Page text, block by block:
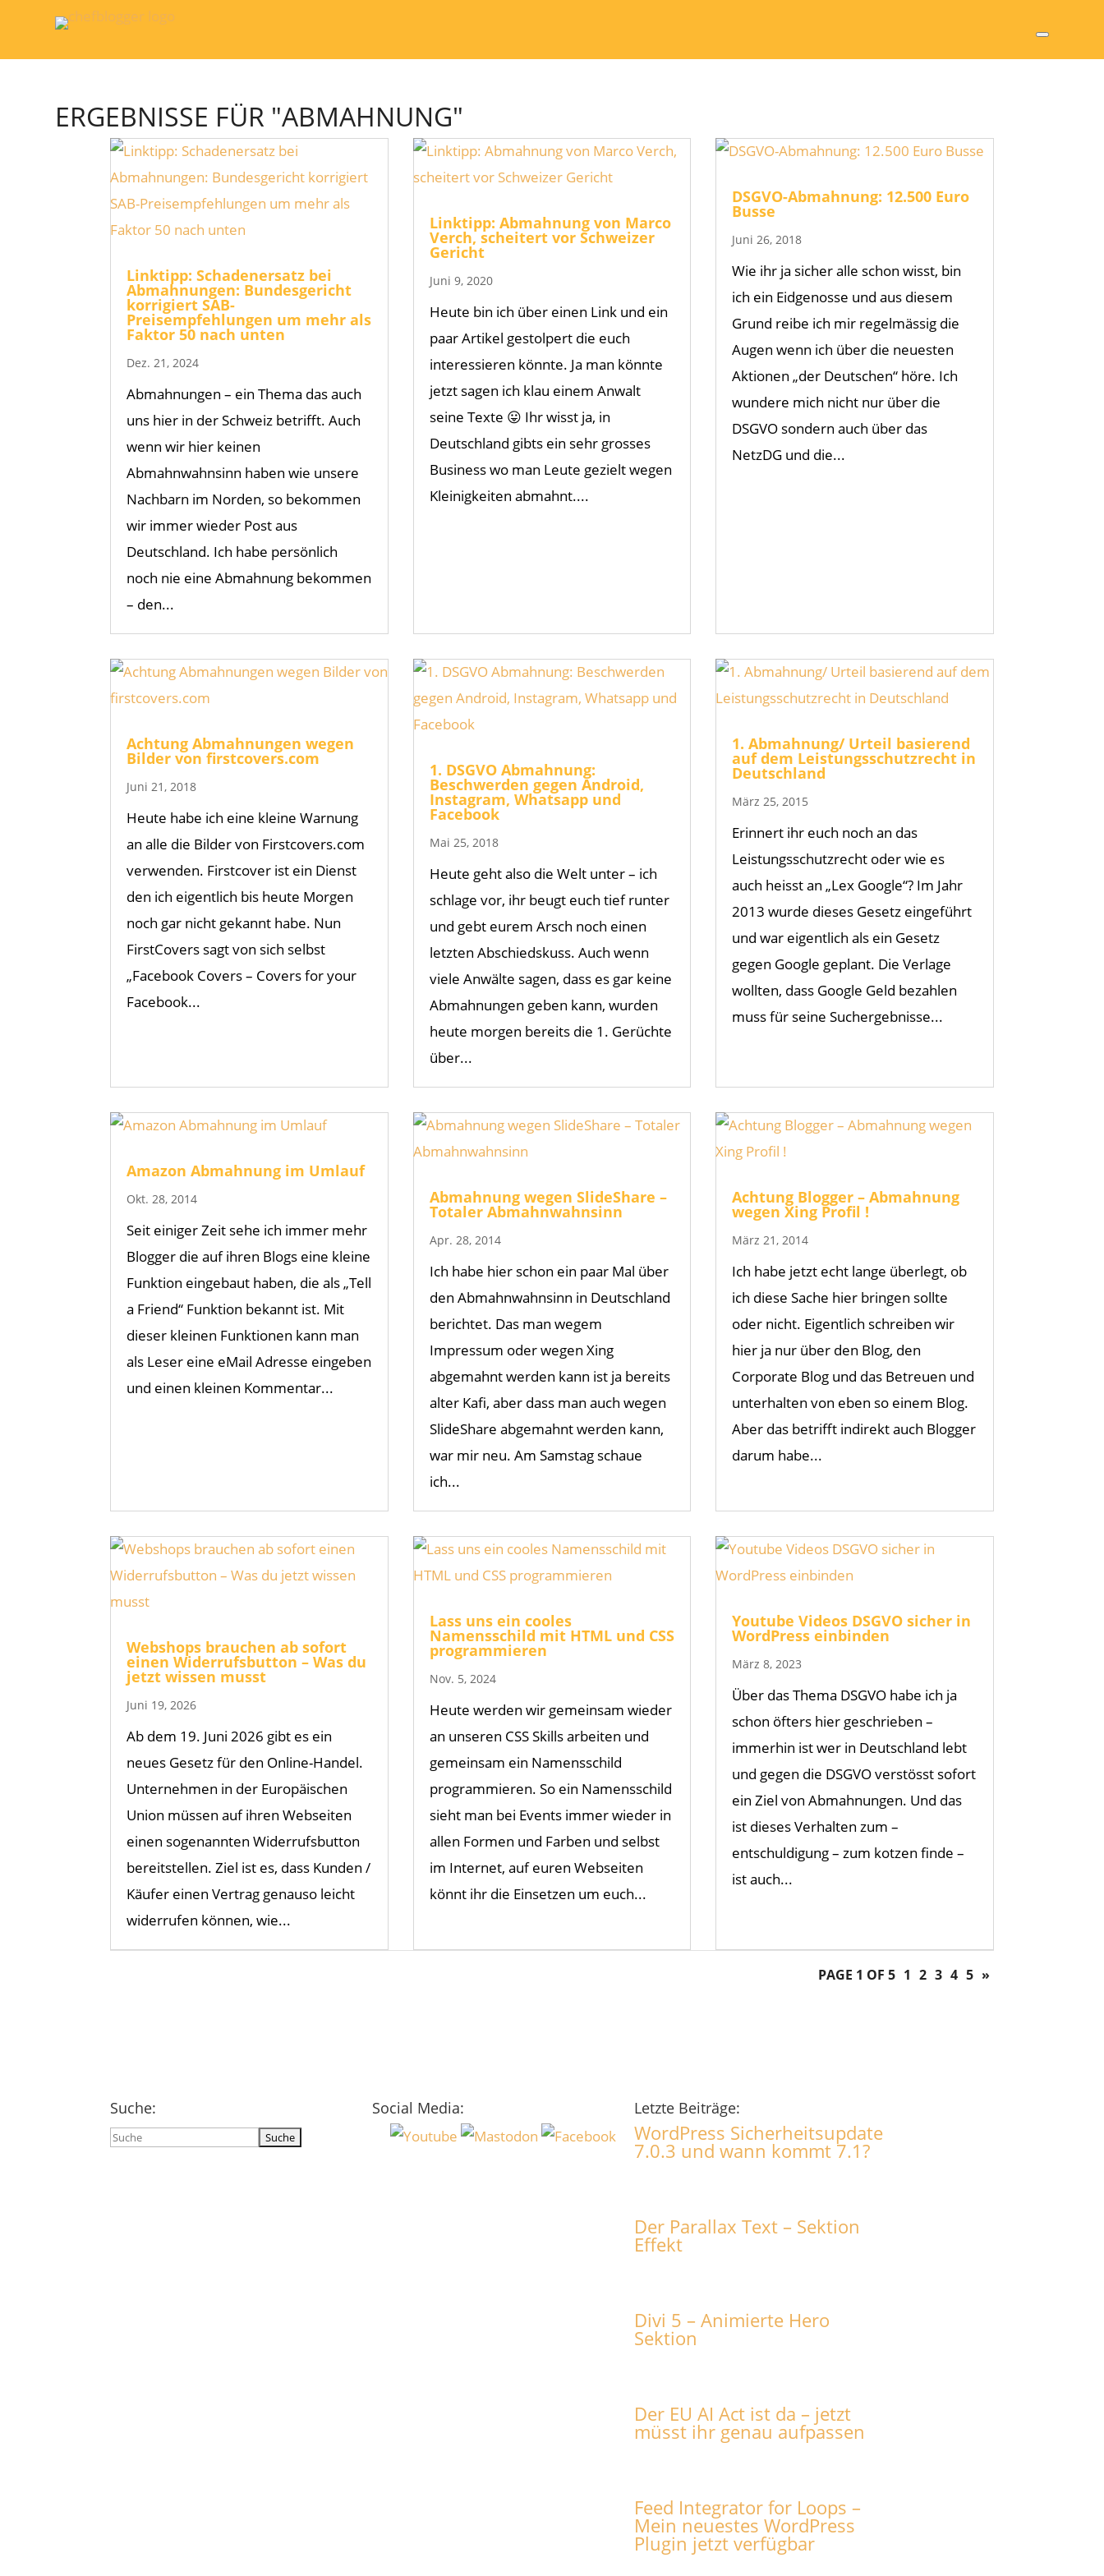
ERGEBNISSE FÜR "ABMAHNUNG"
Linktipp: Schadenersatz bei
Abmahnungen: Bundesgericht
korrigiert SAB-
Preisempfehlungen um mehr als
Faktor 50 nach unten
Dez. 21, 2024
Abmahnungen – ein Thema das auch
uns hier in der Schweiz betrifft. Auch
wenn wir hier keinen
Abmahnwahnsinn haben wie unsere
Nachbarn im Norden, so bekommen
wir immer wieder Post aus
Deutschland. Ich habe persönlich
noch nie eine Abmahnung bekommen
– den...
Linktipp: Abmahnung von Marco
Verch, scheitert vor Schweizer
Gericht
Juni 9, 2020
Heute bin ich über einen Link und ein
paar Artikel gestolpert die euch
interessieren könnte. Ja man könnte
jetzt sagen ich klau einem Anwalt
seine Texte 😛 Ihr wisst ja, in
Deutschland gibts ein sehr grosses
Business wo man Leute gezielt wegen
Kleinigkeiten abmahnt....
DSGVO-Abmahnung: 12.500 Euro
Busse
Juni 26, 2018
Wie ihr ja sicher alle schon wisst, bin
ich ein Eidgenosse und aus diesem
Grund reibe ich mir regelmässig die
Augen wenn ich über die neuesten
Aktionen „der Deutschen“ höre. Ich
wundere mich nicht nur über die
DSGVO sondern auch über das
NetzDG und die...
Achtung Abmahnungen wegen
Bilder von firstcovers.com
Juni 21, 2018
Heute habe ich eine kleine Warnung
an alle die Bilder von Firstcovers.com
verwenden. Firstcover ist ein Dienst
den ich eigentlich bis heute Morgen
noch gar nicht gekannt habe. Nun
FirstCovers sagt von sich selbst
„Facebook Covers – Covers for your
Facebook...
1. DSGVO Abmahnung:
Beschwerden gegen Android,
Instagram, Whatsapp und
Facebook
Mai 25, 2018
Heute geht also die Welt unter – ich
schlage vor, ihr beugt euch tief runter
und gebt eurem Arsch noch einen
letzten Abschiedskuss. Auch wenn
viele Anwälte sagen, dass es gar keine
Abmahnungen geben kann, wurden
heute morgen bereits die 1. Gerüchte
über...
1. Abmahnung/ Urteil basierend
auf dem Leistungsschutzrecht in
Deutschland
März 25, 2015
Erinnert ihr euch noch an das
Leistungsschutzrecht oder wie es
auch heisst an „Lex Google“? Im Jahr
2013 wurde dieses Gesetz eingeführt
und war eigentlich als ein Gesetz
gegen Google geplant. Die Verlage
wollten, dass Google Geld bezahlen
muss für seine Suchergebnisse...
Amazon Abmahnung im Umlauf
Okt. 28, 2014
Seit einiger Zeit sehe ich immer mehr
Blogger die auf ihren Blogs eine kleine
Funktion eingebaut haben, die als „Tell
a Friend“ Funktion bekannt ist. Mit
dieser kleinen Funktionen kann man
als Leser eine eMail Adresse eingeben
und einen kleinen Kommentar...
Abmahnung wegen SlideShare –
Totaler Abmahnwahnsinn
Apr. 28, 2014
Ich habe hier schon ein paar Mal über
den Abmahnwahnsinn in Deutschland
berichtet. Das man wegem
Impressum oder wegen Xing
abgemahnt werden kann ist ja bereits
alter Kafi, aber dass man auch wegen
SlideShare abgemahnt werden kann,
war mir neu. Am Samstag schaue
ich...
Achtung Blogger – Abmahnung
wegen Xing Profil !
März 21, 2014
Ich habe jetzt echt lange überlegt, ob
ich diese Sache hier bringen sollte
oder nicht. Eigentlich schreiben wir
hier ja nur über den Blog, den
Corporate Blog und das Betreuen und
unterhalten von eben so einem Blog.
Aber das betrifft indirekt auch Blogger
darum habe...
Webshops brauchen ab sofort
einen Widerrufsbutton – Was du
jetzt wissen musst
Juni 19, 2026
Ab dem 19. Juni 2026 gibt es ein
neues Gesetz für den Online-Handel.
Unternehmen in der Europäischen
Union müssen auf ihren Webseiten
einen sogenannten Widerrufsbutton
bereitstellen. Ziel ist es, dass Kunden /
Käufer einen Vertrag genauso leicht
widerrufen können, wie...
Lass uns ein cooles
Namensschild mit HTML und CSS
programmieren
Nov. 5, 2024
Heute werden wir gemeinsam wieder
an unseren CSS Skills arbeiten und
gemeinsam ein Namensschild
programmieren. So ein Namensschild
sieht man bei Events immer wieder in
allen Formen und Farben und selbst
im Internet, auf euren Webseiten
könnt ihr die Einsetzen um euch...
Youtube Videos DSGVO sicher in
WordPress einbinden
März 8, 2023
Über das Thema DSGVO habe ich ja
schon öfters hier geschrieben –
immerhin ist wer in Deutschland lebt
und gegen die DSGVO verstösst sofort
ein Ziel von Abmahnungen. Und das
ist dieses Verhalten zum –
entschuldigung – zum kotzen finde –
ist auch...
PAGE 1 OF 5 1 2 3 4 5 »
Suche:
Suchen
Social Media: Letzte Beiträge:
WordPress Sicherheitsupdate
7.0.3 und wann kommt 7.1?
Der Parallax Text – Sektion
Effekt
Divi 5 – Animierte Hero
Sektion
Der EU AI Act ist da – jetzt
müsst ihr genau aufpassen
Feed Integrator for Loops –
Mein neuestes WordPress
Plugin jetzt verfügbar